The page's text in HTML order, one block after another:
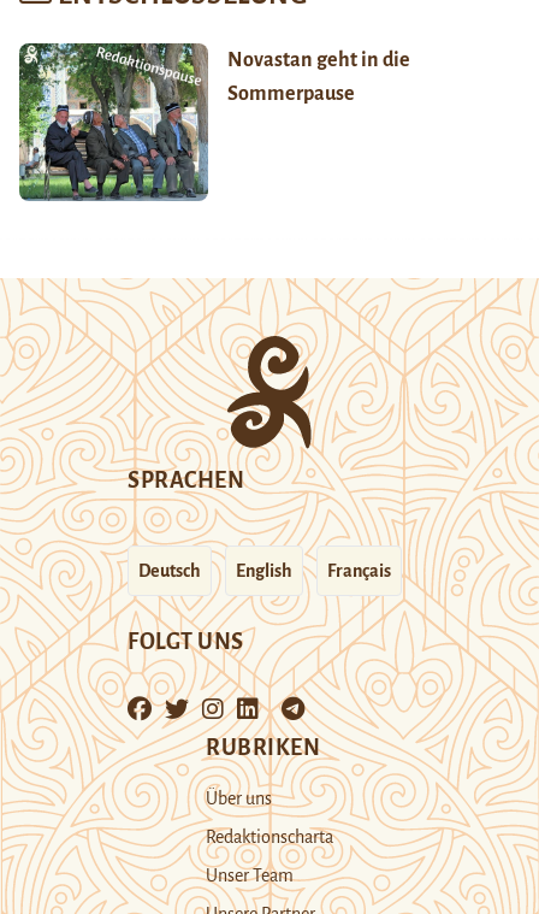
Novastan geht in die
Sommerpause
SPRACHEN
Deutsch English Français
FOLGT UNS
RUBRIKEN
Über uns
Redaktionscharta
Unser Team